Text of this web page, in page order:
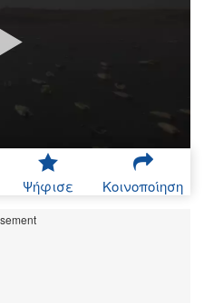
Ψήφισε Κοινοποίηση